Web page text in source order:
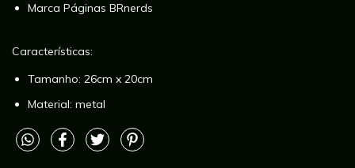
Marca Páginas BRnerds
Características:
Tamanho: 26cm x 20cm
Material: metal